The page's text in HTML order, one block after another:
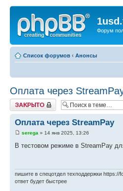
Форум
Список форумов ‹ Анонсы
Оплата через
Закрыто
Оплата через StreamPay
serega » 14 янв 2025, 13:26
В тестовом режиме в StreamPay
пишите в спецотдел техподдержки https://
ответ будет быстрее